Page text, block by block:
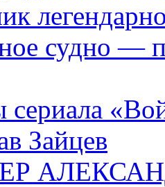
судно —
сериала
Зайцев